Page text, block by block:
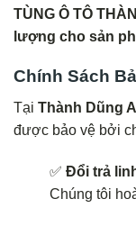
TÙNG Ô TÔ
lượng cho sản
Chính Sách
Tại Thành Dũng
được bảo vệ bởi
✅ Đổi trả
Chúng tôi